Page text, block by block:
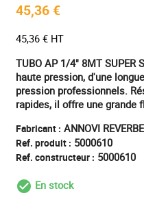
45,36 €
45,36 € HT
TUBO AP 1/4" 8MT SUPER
haute pression, d'une
pression professionnels.
rapides, il offre une grande
Fabricant : ANNOVI
Ref. produit : 5000610
Ref. constructeur : 5000610
En stock